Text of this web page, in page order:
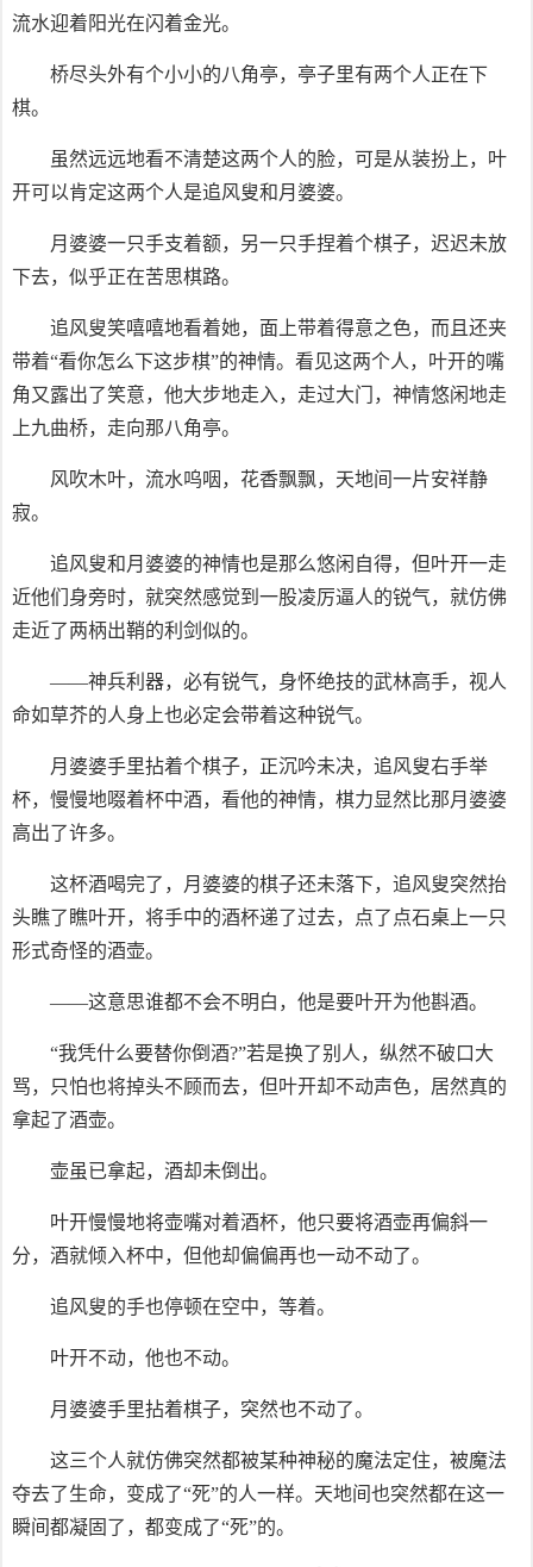
流水迎着阳光在闪着金光。
桥尽头外有个小小的八角亭，亭子里有两个人正在下
棋。
虽然远远地看不清楚这两个人的脸，可是从装扮上，叶
开可以肯定这两个人是追风叟和月婆婆。
月婆婆一只手支着额，另一只手捏着个棋子，迟迟未放
下去，似乎正在苦思棋路。
追风叟笑嘻嘻地看着她，面上带着得意之色，而且还夹
带着“看你怎么下这步棋”的神情。看见这两个人，叶开的嘴
角又露出了笑意，他大步地走入，走过大门，神情悠闲地走
上九曲桥，走向那八角亭。
风吹木叶，流水呜咽，花香飘飘，天地间一片安祥静
寂。
追风叟和月婆婆的神情也是那么悠闲自得，但叶开一走
近他们身旁时，就突然感觉到一股凌厉逼人的锐气，就仿佛
走近了两柄出鞘的利剑似的。
——神兵利器，必有锐气，身怀绝技的武林高手，视人
命如草芥的人身上也必定会带着这种锐气。
月婆婆手里拈着个棋子，正沉吟未决，追风叟右手举
杯，慢慢地啜着杯中酒，看他的神情，棋力显然比那月婆婆
高出了许多。
这杯酒喝完了，月婆婆的棋子还未落下，追风叟突然抬
头瞧了瞧叶开，将手中的酒杯递了过去，点了点石桌上一只
形式奇怪的酒壶。
——这意思谁都不会不明白，他是要叶开为他斟酒。
“我凭什么要替你倒酒?”若是换了别人，纵然不破口大
骂，只怕也将掉头不顾而去，但叶开却不动声色，居然真的
拿起了酒壶。
壶虽已拿起，酒却未倒出。
叶开慢慢地将壶嘴对着酒杯，他只要将酒壶再偏斜一
分，酒就倾入杯中，但他却偏偏再也一动不动了。
追风叟的手也停顿在空中，等着。
叶开不动，他也不动。
月婆婆手里拈着棋子，突然也不动了。
这三个人就仿佛突然都被某种神秘的魔法定住，被魔法
夺去了生命，变成了“死”的人一样。天地间也突然都在这一
瞬间都凝固了，都变成了“死”的。